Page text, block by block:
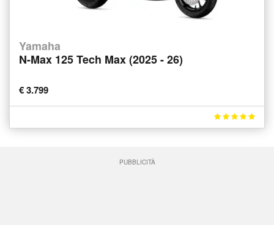
Yamaha
N-Max 125 Tech Max (2025 - 26)
€ 3.799
PUBBLICITÀ